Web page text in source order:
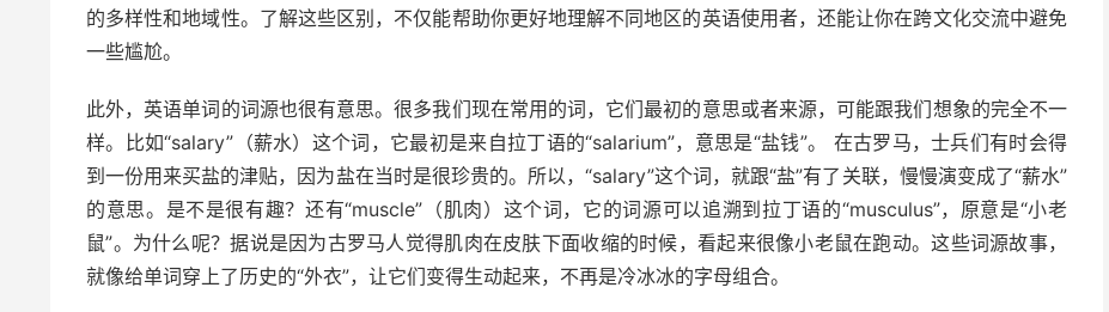
的多样性和地域性。了解这些区别，不仅能帮助你更好地理解不同地区的英语使用者，还能让你在跨文化交流中避免
一些尴尬。
此外，英语单词的词源也很有意思。很多我们现在常用的词，它们最初的意思或者来源，可能跟我们想象的完全不一
样。比如“salary”（薪水）这个词，它最初是来自拉丁语的“salarium”，意思是“盐钱”。 在古罗马，士兵们有时会得
到一份用来买盐的津贴，因为盐在当时是很珍贵的。所以，“salary”这个词，就跟“盐”有了关联，慢慢演变成了“薪水”
的意思。是不是很有趣？还有“muscle”（肌肉）这个词，它的词源可以追溯到拉丁语的“musculus”，原意是“小老
鼠”。为什么呢？据说是因为古罗马人觉得肌肉在皮肤下面收缩的时候，看起来很像小老鼠在跑动。这些词源故事，
就像给单词穿上了历史的“外衣”，让它们变得生动起来，不再是冷冰冰的字母组合。